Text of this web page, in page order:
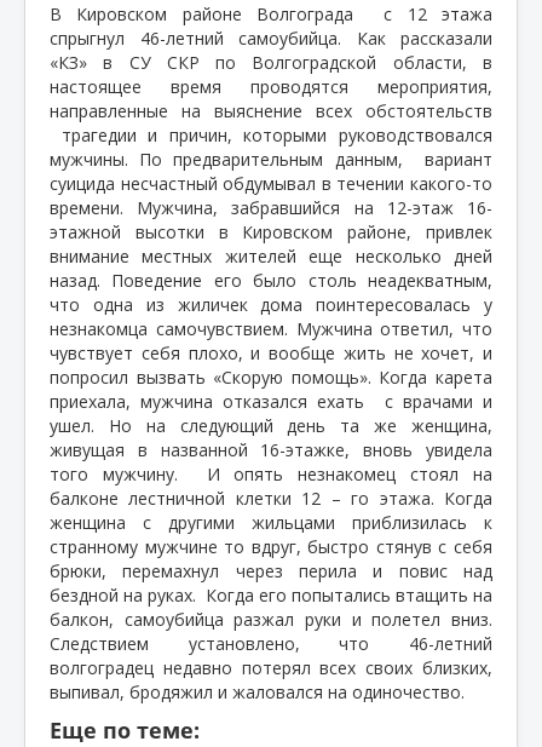
В Кировском районе Волгограда с 12 этажа
спрыгнул 46-летний самоубийца. Как рассказали
«КЗ» в СУ СКР по Волгоградской области, в
настоящее время проводятся мероприятия,
направленные на выяснение всех обстоятельств
трагедии и причин, которыми руководствовался
мужчины. По предварительным данным,
вариант
суицида несчастный обдумывал в течении какого-то
времени. Мужчина, забравшийся на 12-этаж 16-
этажной высотки в Кировском районе, привлек
внимание местных жителей еще несколько дней
назад. Поведение его было столь неадекватным,
что одна из жиличек дома поинтересовалась у
незнакомца самочувствием. Мужчина ответил, что
чувствует себя плохо, и вообще жить не хочет, и
попросил вызвать «Скорую помощь». Когда карета
приехала, мужчина отказался ехать
с врачами и
ушел. Но на следующий день та же женщина,
живущая в названной 16-этажке, вновь увидела
того мужчину.
И опять незнакомец стоял на
балконе лестничной клетки 12 – го этажа. Когда
женщина с другими жильцами приблизилась к
странному мужчине то вдруг, быстро стянув с себя
брюки, перемахнул через перила и повис над
бездной на руках. Когда его попытались втащить на
балкон, самоубийца разжал руки и полетел вниз.
Следствием установлено, что 46-летний
волгоградец недавно потерял всех своих близких,
выпивал, бродяжил и жаловался на одиночество.
Еще по теме: